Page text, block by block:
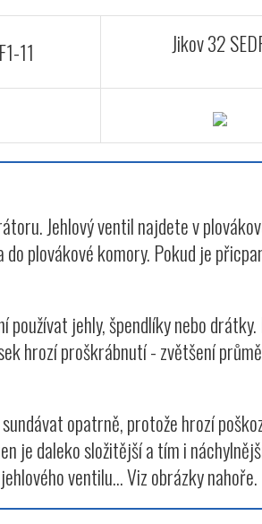
11 Jikov 32
Jehlový ventil najdete v
plovákové komory. Pokud je
používat jehly, špendlíky nebo
hrozí proškrábnutí - zvětšení
opatrně, protože hrozí
je daleko složitější a tím i
ventilu... Viz obrázky nahoře.